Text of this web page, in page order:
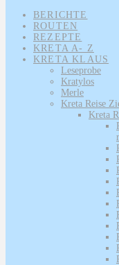
BERICHTE
ROUTEN
REZEPTE
KRETA A- Z
KRETA KLAUS
Leseprobe
Kratylos
Merle
Kreta Reise
Kreta